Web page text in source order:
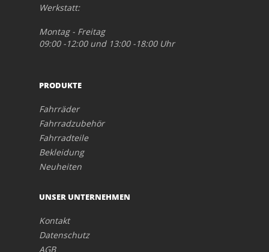
Werkstatt:
Montag - Freitag
09:00 -12:00 und 13:00 -18:00 Uhr
PRODUKTE
Fahrräder
Fahrradzubehör
Fahrradteile
Bekleidung
Neuheiten
UNSER UNTERNEHMEN
Kontakt
Datenschutz
AGB